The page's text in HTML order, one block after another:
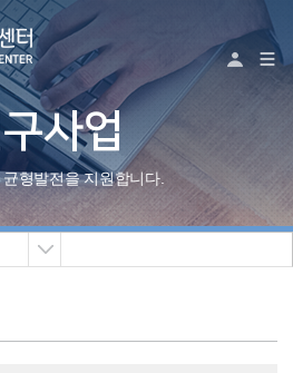
로그
사업
형발전을지원합니다.